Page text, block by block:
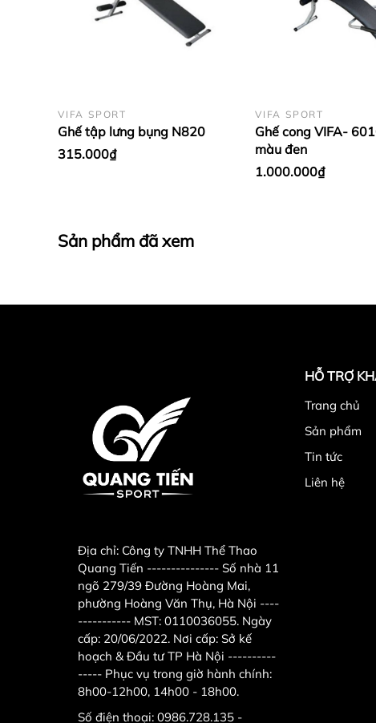
Ghế cong tập bụng Xuki XK 295
chuyên hỗ trợ
- Bảo hành 6 tháng.
2. Hình ảnh ghế cong
VIFA SPORT
Ghế tập lưng bụng N820
315.000₫
VIFA SPORT
Ghế cong VIFA-
màu đen
1.000.000₫
Sản phẩm đã xem
Địa chỉ: Công ty TNHH Thể Thao
Quang Tiến --------------- Số nhà 11
ngõ 279/39 Đường Hoàng Mai,
phường Hoàng Văn Thụ, Hà Nội ----
----------- MST: 0110036055. Ngày
cấp: 20/06/2022. Nơi cấp: Sở kế
hoạch & Đầu tư TP Hà Nội ----------
----- Phục vụ trong giờ hành chính:
8h00-12h00, 14h00 - 18h00.
Số điện thoại: 0986.728.135 -
HỖ TRỢ
Trang chủ
Sản phẩm
Tin tức
Liên hệ